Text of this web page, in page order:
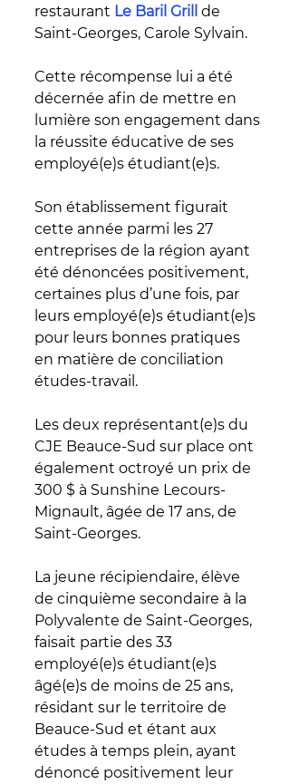
restaurant Le Baril Grill
de
Saint-Georges, Carole Sylvain.
Cette récompense lui a été
décernée afin de mettre en
lumière son engagement dans
la réussite éducative de ses
employé(e)s étudiant(e)s.
Son établissement figurait
cette année parmi les 27
entreprises de la région ayant
été dénoncées positivement,
certaines plus d’une fois, par
leurs employé(e)s étudiant(e)s
pour leurs bonnes pratiques
en matière de conciliation
études-travail.
Les deux représentant(e)s du
CJE Beauce-Sud sur place ont
également octroyé un prix de
300 $ à Sunshine Lecours-
Mignault, âgée de 17 ans, de
Saint-Georges.
La jeune récipiendaire, élève
de cinquième secondaire à la
Polyvalente de Saint-Georges,
faisait partie des 33
employé(e)s étudiant(e)s
âgé(e)s de moins de 25 ans,
résidant sur le territoire de
Beauce-Sud et étant aux
études à temps plein, ayant
dénoncé positivement leur